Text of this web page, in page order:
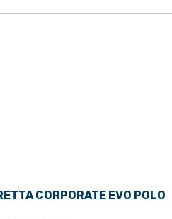
CORPORATE EVO POLO